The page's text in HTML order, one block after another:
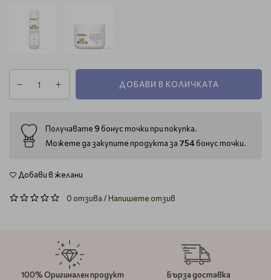
ДОБАВИ В КОЛИЧКАТА
Получавате 9 бонус точки при покупка.
Можете да закупите продукта за 754бонус точки.
Добави в желани
0 отзива/Напишете отзив
100% Оригинален продукт Бърза доставка